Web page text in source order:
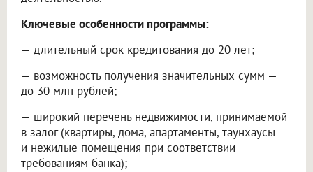
Ключевые особенности программы:
— длительный срок кредитования до 20 лет;
— возможность получения значительных сумм —
до 30 млн рублей;
— широкий перечень недвижимости, принимаемой
в залог (квартиры, дома, апартаменты, таунхаусы
и нежилые помещения при соответствии
требованиям банка);